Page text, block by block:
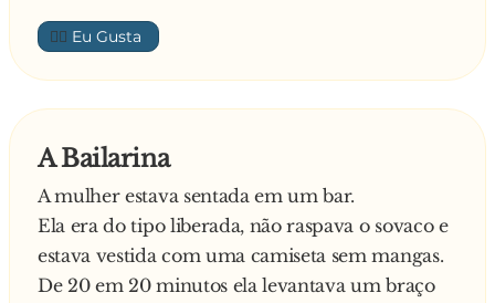
o marido chegou tarde,
podre de bebado e deu uma mijada na cama. A
esposa,p**... da vida, lembrou
da simpatia e procurou uma medalhinha para
encontrando, pegou uma medalha que ele
havia ganho no futebol.
Pela manha, o bebum acordou, e ficou olhando
intrigado para o p**...,
quando sua mulher chegou muito p**... e
👍🏼
A Bailarina
A mulher estava sentada em um bar.
Ela era do tipo liberada, não raspava o sovaco e
estava vestida com uma camiseta sem mangas.
De 20 em 20 minutos ela levantava um braço